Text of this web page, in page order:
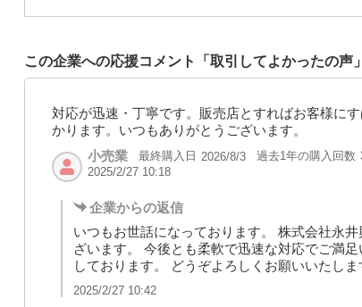
この企業への応援コメント「取引してよかったの声」
対応が迅速・丁寧です。販売店とすればお客様に
かります。いつもありがとうございます。
小売業
最終購入日 2026/8/3 過去1年の購入回数
2025/2/27 10:18
企業からの返信
いつもお世話になっております。 株式会社永
ざいます。 今後とも柔軟で迅速な対応でご満
しております。 どうぞよろしくお願いいたしま
2025/2/27 10:42